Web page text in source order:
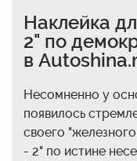
Наклейка
2" по
в
Несомненно у
появилось
своего
- 2" по истине